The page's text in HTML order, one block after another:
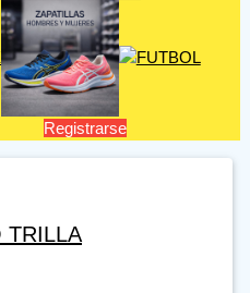
Registrarse
TRILLA